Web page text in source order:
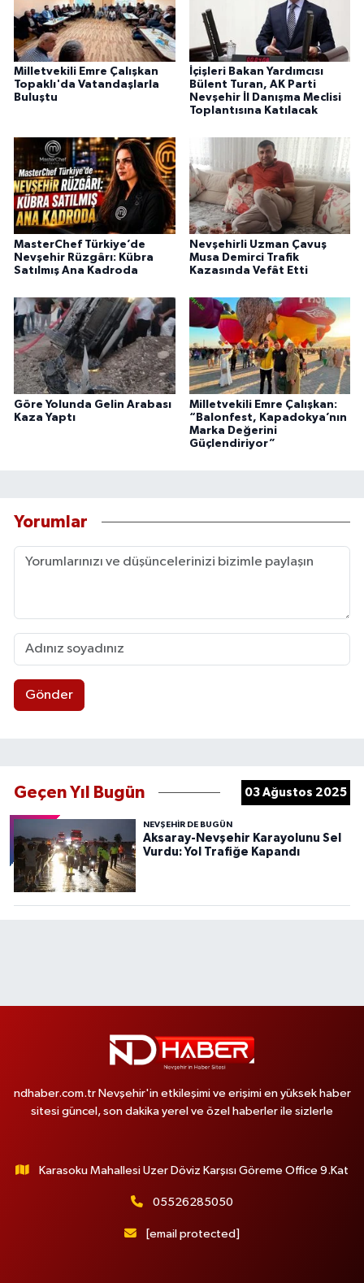
Milletvekili Emre Çalışkan
Topaklı'da Vatandaşlarla
Buluştu
İçişleri Bakan Yardımcısı
Bülent Turan, AK Parti
Nevşehir İl Danışma Meclisi
Toplantısına Katılacak
MasterChef Türkiye’de
Nevşehir Rüzgârı: Kübra
Satılmış Ana Kadroda
Nevşehirli Uzman Çavuş
Musa Demirci Trafik
Kazasında Vefât Etti
Göre Yolunda Gelin Arabası
Kaza Yaptı
Milletvekili Emre Çalışkan:
“Balonfest, Kapadokya’nın
Marka Değerini
Güçlendiriyor”
Yorumlar
Gönder
Geçen Yıl Bugün 03 Ağustos 2025
NEVŞEHIR DE BUGÜN
Aksaray-Nevşehir Karayolunu Sel
Vurdu: Yol Trafiğe Kapandı
ndhaber.com.tr Nevşehir'in etkileşimi ve erişimi en yüksek haber
sitesi güncel, son dakika yerel ve özel haberler ile sizlerle
Karasoku Mahallesi Uzer Döviz Karşısı Göreme Office 9.Kat
05526285050
[email protected]